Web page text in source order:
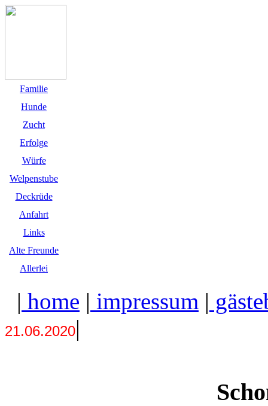
Familie
Hunde
Zucht
Erfolge
Würfe
Welpenstube
Deckrüde
Anfahrt
Links
Alte Freunde
Allerlei
| home | impressum |
21.06.2020|